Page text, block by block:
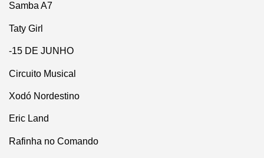
Samba A7
Taty Girl
-15 DE JUNHO
Circuito Musical
Xodó Nordestino
Eric Land
Rafinha no Comando